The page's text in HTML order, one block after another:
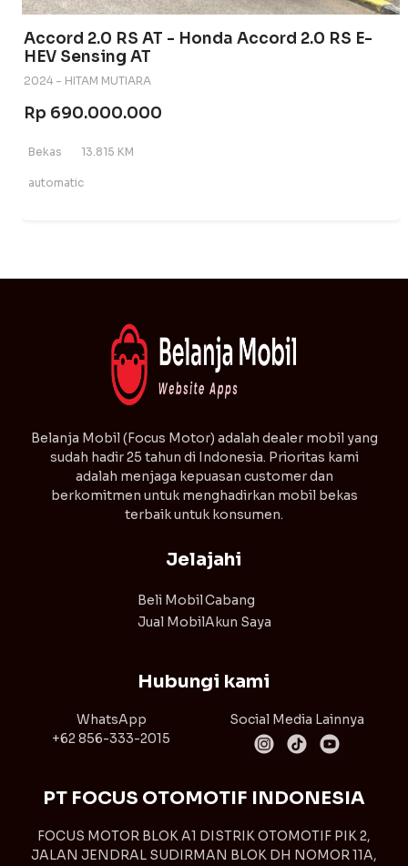
Accord 2.0 RS AT - Honda Accord 2.0 RS E-
HEV Sensing AT
2024 - HITAM MUTIARA
Rp 690.000.000
Bekas 13.815 KM
automatic
⁠Belanja Mobil (Focus Motor) adalah dealer mobil yang
sudah hadir 25 tahun di Indonesia. Prioritas kami
adalah menjaga kepuasan customer dan
berkomitmen untuk menghadirkan mobil bekas
terbaik untuk konsumen.
Jelajahi
Beli Mobil
Jual Mobil
Cabang
Akun Saya
Hubungi kami
WhatsApp
+62 856-333-2015
Social Media Lainnya
PT FOCUS OTOMOTIF INDONESIA
FOCUS MOTOR BLOK A1 DISTRIK OTOMOTIF PIK 2,
JALAN JENDRAL SUDIRMAN BLOK DH NOMOR 11A,